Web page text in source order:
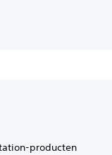
producten